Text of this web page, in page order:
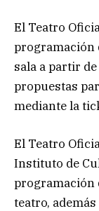
El Teatro
programación
sala a partir
propuestas
mediante la
El Teatro
Instituto de
programación
teatro,